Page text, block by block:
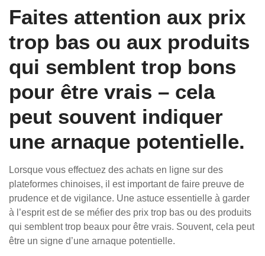
Faites attention aux prix
trop bas ou aux produits
qui semblent trop bons
pour être vrais – cela
peut souvent indiquer
une arnaque potentielle.
Lorsque vous effectuez des achats en ligne sur des
plateformes chinoises, il est important de faire preuve de
prudence et de vigilance. Une astuce essentielle à garder
à l’esprit est de se méfier des prix trop bas ou des produits
qui semblent trop beaux pour être vrais. Souvent, cela peut
être un signe d’une arnaque potentielle.